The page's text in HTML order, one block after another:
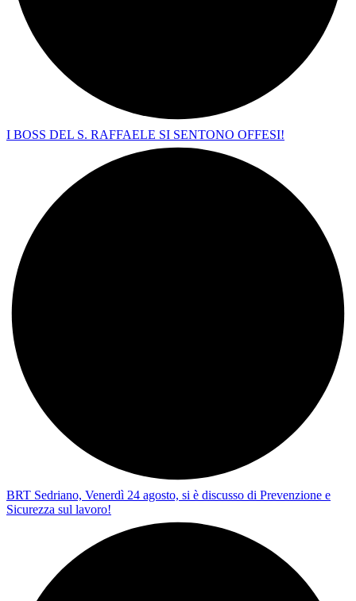
I BOSS DEL S. RAFFAELE SI SENTONO OFFESI!
BRT Sedriano, Venerdì 24 agosto, si è discusso di Prevenzione e
Sicurezza sul lavoro!